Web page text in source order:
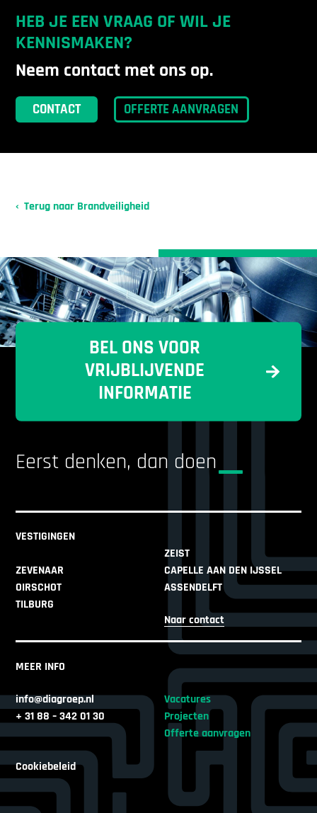
HEB JE EEN VRAAG OF WIL JE
KENNISMAKEN?
Neem contact met ons op.
CONTACT OFFERTE AANVRAGEN
Terug naar Brandveiligheid
BEL ONS VOOR
VRIJBLIJVENDE
INFORMATIE
Eerst denken, dan doen
VESTIGINGEN
ZEIST
ZEVENAAR
CAPELLE AAN DEN IJSSEL
OIRSCHOT
ASSENDELFT
TILBURG
Naar contact
MEER INFO
info@diagroep.nl
+ 31 88 – 342 01 30
Vacatures
Projecten
Offerte aanvragen
Cookiebeleid